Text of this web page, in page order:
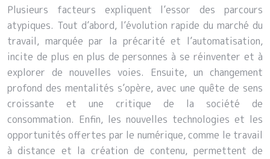
Plusieurs facteurs expliquent l’essor des parcours
atypiques. Tout d’abord, l’évolution rapide du marché du
travail, marquée par la précarité et l’automatisation,
incite de plus en plus de personnes à se réinventer et à
explorer de nouvelles voies. Ensuite, un changement
profond des mentalités s’opère, avec une quête de sens
croissante et une critique de la société de
consommation. Enfin, les nouvelles technologies et les
opportunités offertes par le numérique, comme le travail
à distance et la création de contenu, permettent de